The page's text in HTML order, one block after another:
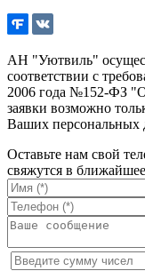
АН "Уютвиль"
соответствии с
2006 года №152-ФЗ
заявки возможно
Ваших персональных
Оставьте нам свой
свяжутся в